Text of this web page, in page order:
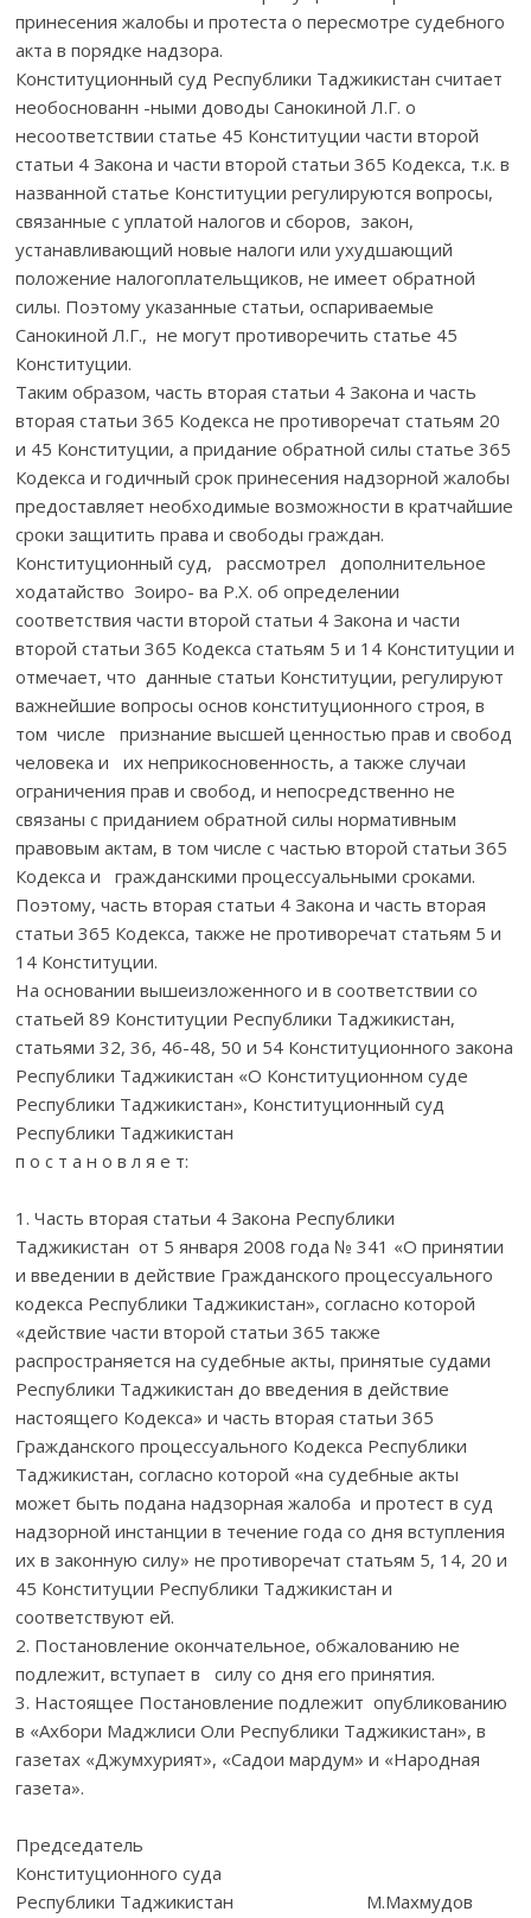
принесения жалобы и протеста о пересмотре судебного
акта в порядке надзора.
Конституционный суд Республики Таджикистан считает
необоснованн -ными доводы Санокиной Л.Г. о
несоответствии статье 45 Конституции части второй
статьи 4 Закона и части второй статьи 365 Кодекса, т.к. в
названной статье Конституции регулируются вопросы,
связанные с уплатой налогов и сборов, закон,
устанавливающий новые налоги или ухудшающий
положение налогоплательщиков, не имеет обратной
силы. Поэтому указанные статьи, оспариваемые
Санокиной Л.Г., не могут противоречить статье 45
Конституции.
Таким образом, часть вторая статьи 4 Закона и часть
вторая статьи 365 Кодекса не противоречат статьям 20
и 45 Конституции, а придание обратной силы статье 365
Кодекса и годичный срок принесения надзорной жалобы
предоставляет необходимые возможности в кратчайшие
сроки защитить права и свободы граждан.
Конституционный суд, рассмотрел дополнительное
ходатайство Зоиро- ва Р.Х. об определении
соответствия части второй статьи 4 Закона и части
второй статьи 365 Кодекса статьям 5 и 14 Конституции и
отмечает, что данные статьи Конституции, регулируют
важнейшие вопросы основ конституционного строя, в
том числе признание высшей ценностью прав и свобод
человека и их неприкосновенность, а также случаи
ограничения прав и свобод, и непосредственно не
связаны с приданием обратной силы нормативным
правовым актам, в том числе с частью второй статьи 365
Кодекса и гражданскими процессуальными сроками.
Поэтому, часть вторая статьи 4 Закона и часть вторая
статьи 365 Кодекса, также не противоречат статьям 5 и
14 Конституции.
На основании вышеизложенного и в соответствии со
статьей 89 Конституции Республики Таджикистан,
статьями 32, 36, 46-48, 50 и 54 Конституционного закона
Республики Таджикистан «О Конституционном суде
Республики Таджикистан», Конституционный суд
Республики Таджикистан
п о с т а н о в л я е т:
1. Часть вторая статьи 4 Закона Республики
Таджикистан от 5 января 2008 года № 341 «О принятии
и введении в действие Гражданского процессуального
кодекса Республики Таджикистан», согласно которой
«действие части второй статьи 365 также
распространяется на судебные акты, принятые судами
Республики Таджикистан до введения в действие
настоящего Кодекса» и часть вторая статьи 365
Гражданского процессуального Кодекса Республики
Таджикистан, согласно которой «на судебные акты
может быть подана надзорная жалоба и протест в суд
надзорной инстанции в течение года со дня вступления
их в законную силу» не противоречат статьям 5, 14, 20 и
45 Конституции Республики Таджикистан и
соответствуют ей.
2. Постановление окончательное, обжалованию не
подлежит, вступает в силу со дня его принятия.
3. Настоящее Постановление подлежит опубликованию
в «Ахбори Маджлиси Оли Республики Таджикистан», в
газетах «Джумхурият», «Садои мардум» и «Народная
газета».
Председатель
Конституционного суда
Республики Таджикистан М.Махмудов